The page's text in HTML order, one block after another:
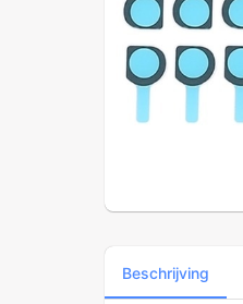
Beschrijving